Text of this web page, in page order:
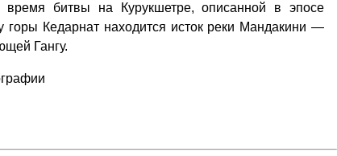
битвы на Курукшетре, описанной в эпосе
горы Кедарнат находится исток реки Мандакини —
Гангу.